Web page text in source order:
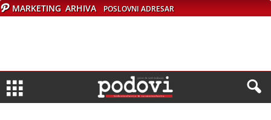
MARKETING ARHIVA POSLOVNI ADRESAR